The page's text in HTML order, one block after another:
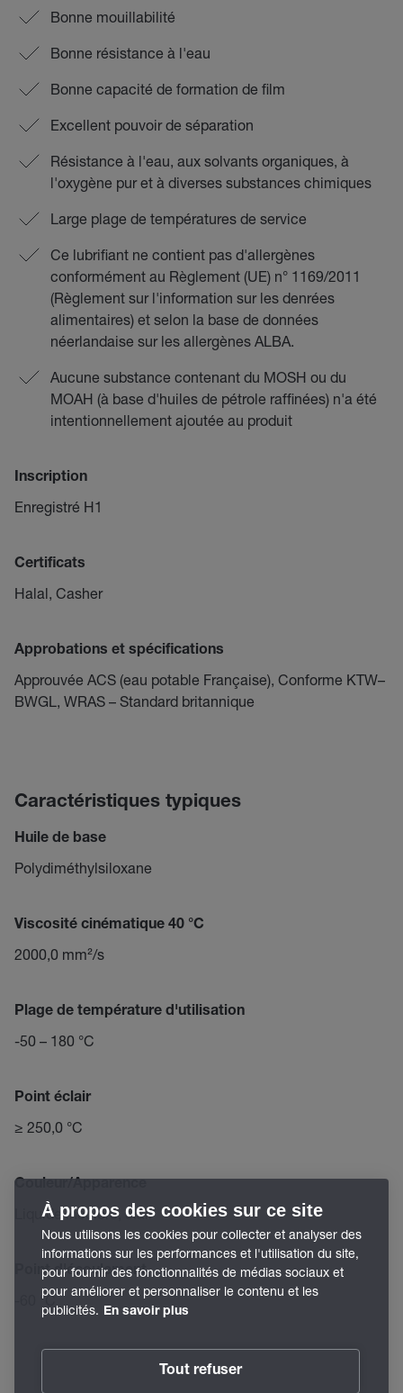
Bonne mouillabilité
Bonne résistance à l'eau
Bonne capacité de formation de film
Excellent pouvoir de séparation
Résistance à l'eau, aux solvants organiques, à
l'oxygène pur et à diverses substances chimiques
Large plage de températures de service
Ce lubrifiant ne contient pas d'allergènes
conformément au Règlement (UE) n° 1169/2011
(Règlement sur l'information sur les denrées
alimentaires) et selon la base de données
néerlandaise sur les allergènes ALBA.
Aucune substance contenant du MOSH ou du
MOAH (à base d'huiles de pétrole raffinées) n'a été
intentionnellement ajoutée au produit
Inscription
Enregistré H1
Certificats
Halal, Casher
Approbations et spécifications
Approuvée ACS (eau potable Française), Conforme KTW–
BWGL, WRAS – Standard britannique
Caractéristiques typiques
Huile de base
Polydiméthylsiloxane
Viscosité cinématique 40 °C
2000,0 mm²/s
Plage de température d'utilisation
-50 – 180 °C
Point éclair
≥ 250,0 °C
Couleur/Apparence
Liquide incolore, clair
Point d'écoulement
-60 °C
À propos des cookies sur ce site
Nous utilisons les cookies pour collecter et analyser des
informations sur les performances et l'utilisation du site,
pour fournir des fonctionnalités de médias sociaux et
pour améliorer et personnaliser le contenu et les
publicités. En savoir plus
Tout refuser